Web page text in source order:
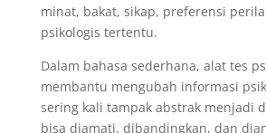
minat, bakat, sikap, preferensi
psikologis tertentu.
Dalam bahasa sederhana, alat tes
membantu mengubah informasi
sering kali tampak abstrak menjadi
bisa diamati, dibandingkan, dan